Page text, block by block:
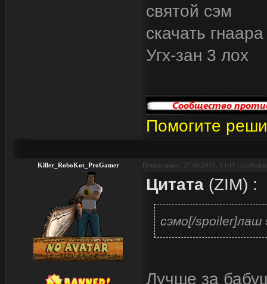
святой сэм
скачать гнаара
Угх-зан 3 лох
Помогите
Killer_RoboKot_ProGamer Понедельник, 27.06.2011, 13:41 |
Цитата (ZIM) :
сэмо[/spoiler]лаш
Лучше за